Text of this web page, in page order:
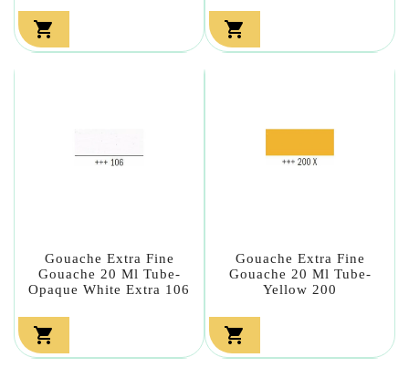
 
Gouache Extra Fine
Gouache 20 Ml Tube-
Opaque White Extra 106

Gouache Extra Fine
Gouache 20 Ml Tube-
Yellow 200
